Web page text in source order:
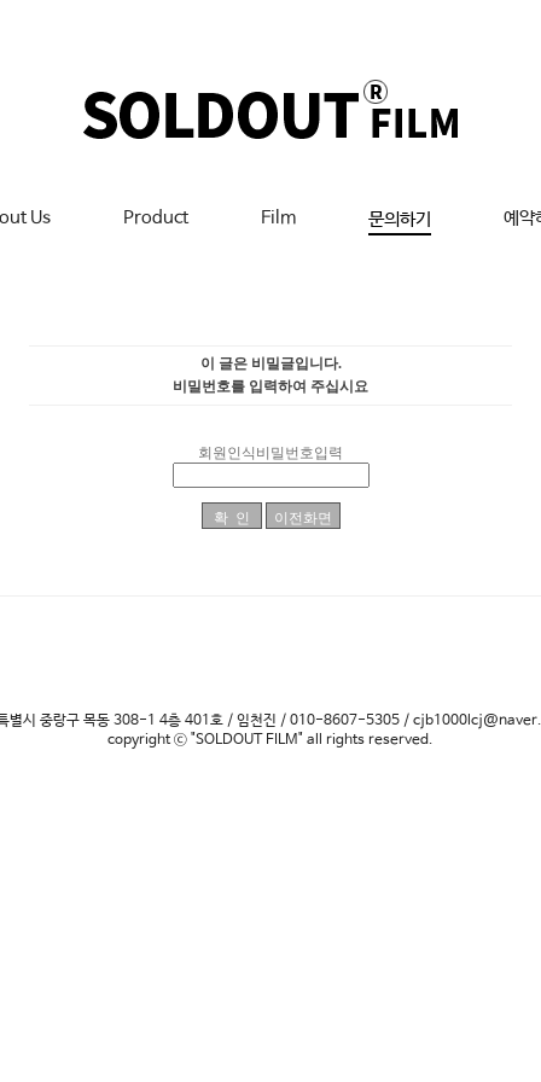
Us Product Film 문의하기 예약
이 글은 비밀글입니다.
비밀번호를 입력하여 주십시요
회원인식비밀번호입력
별시 중랑구 목동 308-1 4층 401호 / 임천진 / 010-8607-5305 /
copyright ⓒ "SOLDOUT FILM" all rights reserved.